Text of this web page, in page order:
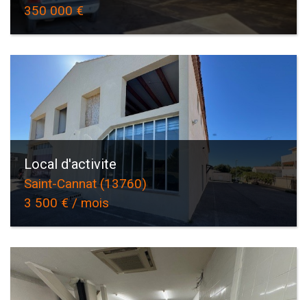
350 000 €
Local d'activite
Saint-Cannat (13760)
3 500 € / mois